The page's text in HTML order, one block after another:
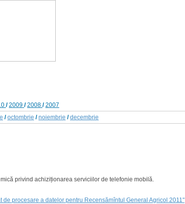
/2009 /2008 /2007
/octombrie /noiembrie /decembrie
privind achiziționarea serviciilor de telefonie mobilă.
procesare a datelor pentru Recensămîntul General Agricol 2011"